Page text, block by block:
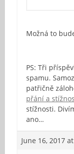
Možná to
PS: Tři
spamu.
patřičně
přání a
stížnosti.
ano…
June 16, 2017